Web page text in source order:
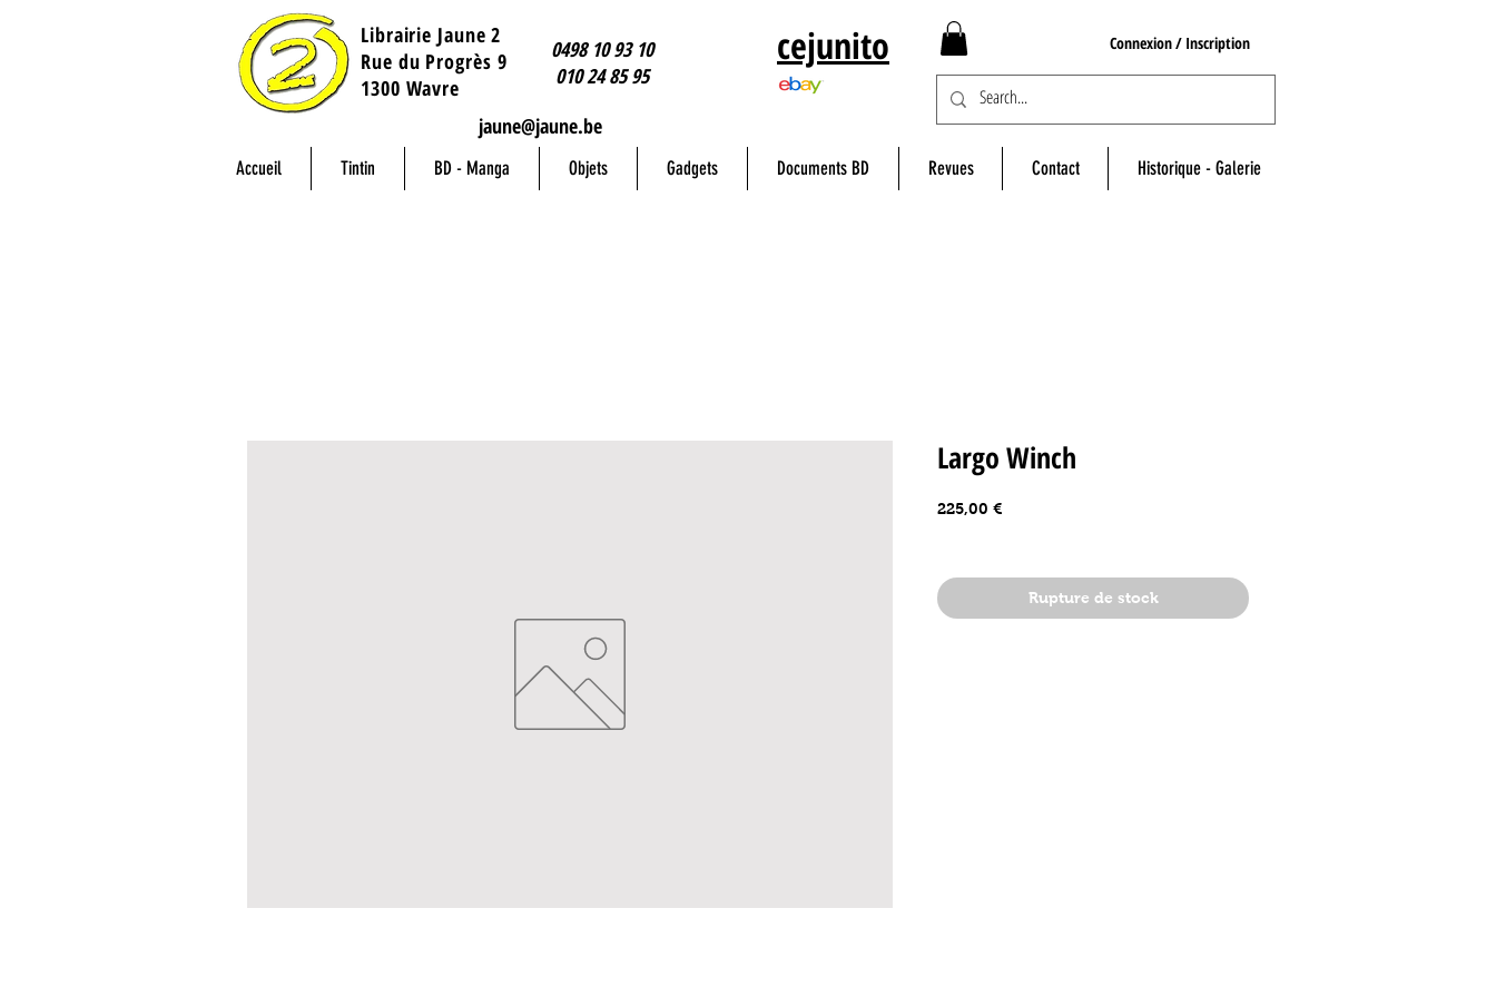
Librairie Jaune 2
​Rue du Progrès 9
1300 Wavre
0498 10 93 10
010 24 85 95
jaune@jaune.be
cejunito Connexion / Inscription
Accueil Tintin BD - Manga Objets Gadgets Documents BD Revues Contact Historique - Galerie
Largo Winch
225,00 €
Rupture de stock